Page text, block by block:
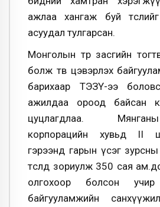
ажлаа хангаж буй
асуудал тулгарсан.
Монголын төр засгийн
болж төв цэвэрлэх
барихаар ТЭЗҮ-ээ
ажилдаа ороод байсан
цуцлагдлаа.
корпорацийн хувьд II
гэрээнд гарын үсэг
төсөлд зориулж 350 сая
олгохоор болсон учир
байгууламжийн